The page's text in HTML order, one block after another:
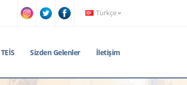
Türkçe
Sizden Gelenler İletişim